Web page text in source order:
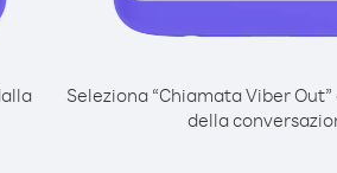
Seleziona “Chiamata Viber
della